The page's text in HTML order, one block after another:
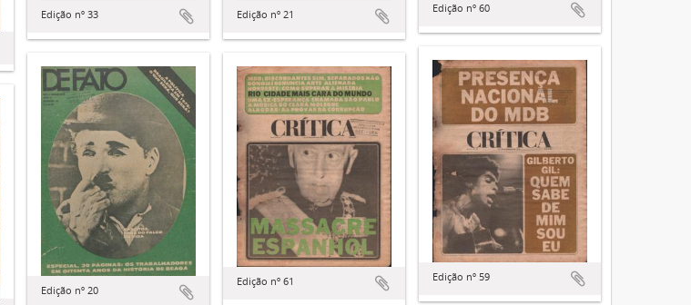
Edição nº 60
Edição nº 21
Edição nº 33
Edição nº 59
Edição nº 61
Edição nº 20